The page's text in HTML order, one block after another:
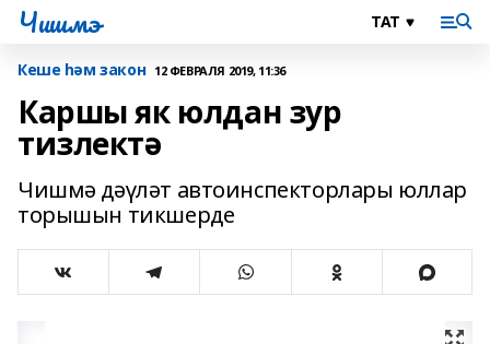
Чишмэ
Кеше һәм закон 12 ФЕВРАЛЯ 2019, 11:36
Каршы як юлдан зур
тизлектә
Чишмә дәүләт автоинспекторлары юллар
торышын тикшерде